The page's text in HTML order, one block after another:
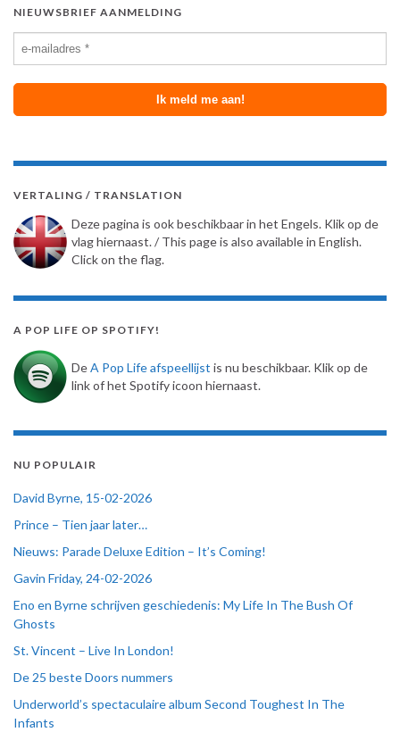
NIEUWSBRIEF AANMELDING
VERTALING / TRANSLATION
Deze pagina is ook beschikbaar in het Engels. Klik op de
vlag hiernaast. / This page is also available in English.
Click on the flag.
A POP LIFE OP SPOTIFY!
DeA Pop Life afspeellijst is nu beschikbaar. Klik op de
link of het Spotify icoon hiernaast.
NU POPULAIR
David Byrne, 15-02-2026
Prince – Tien jaar later…
Nieuws: Parade Deluxe Edition – It’s Coming!
Gavin Friday, 24-02-2026
Eno en Byrne schrijven geschiedenis: My Life In The Bush Of
Ghosts
St. Vincent – Live In London!
De 25 beste Doors nummers
Underworld’s spectaculaire album Second Toughest In The
Infants